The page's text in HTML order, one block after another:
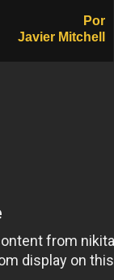
Por
Javier Mitchell